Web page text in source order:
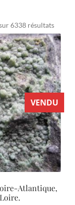
6338 résultatsTrié
du
plus
récent
au
plus
ancien
VENDU
Atlantique,